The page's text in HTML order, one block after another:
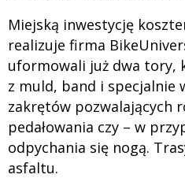
Miejską inwestycję
realizuje firma
uformowali już dwa tory,
z muld, band i specjalnie
zakrętów pozwalających
pedałowania czy – w
odpychania się nogą.
asfaltu.